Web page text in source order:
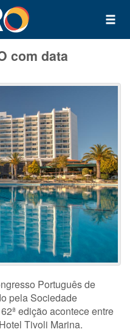
com data
Português de
pela Sociedade
edição acontece entre
Tivoli Marina.